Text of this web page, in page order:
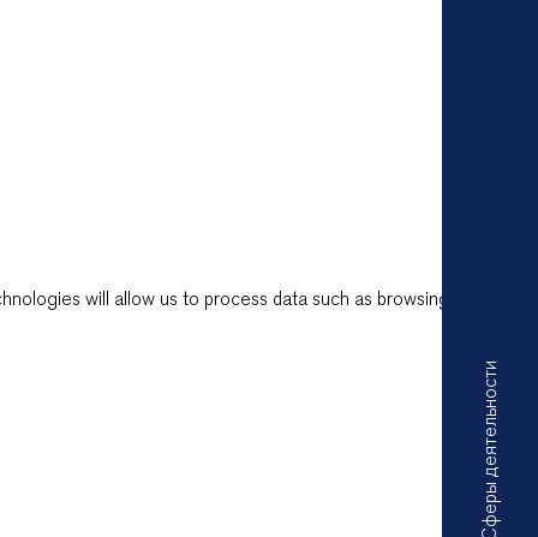
will allow us to process data such as browsing behavior
Сферы деятельности